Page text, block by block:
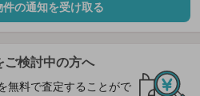
件の通知を受け取る
ご検討中の方へ
無料で査定することがで